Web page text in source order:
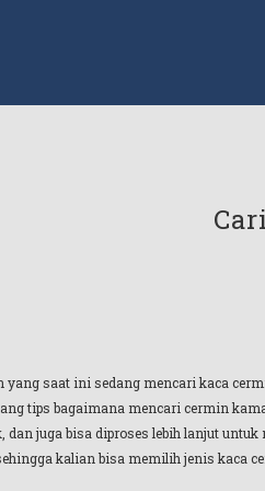
yang saat ini sedang mencari kaca
tips bagaimana mencari cermin
dan juga bisa diproses lebih lanjut
kalian bisa memilih jenis kaca